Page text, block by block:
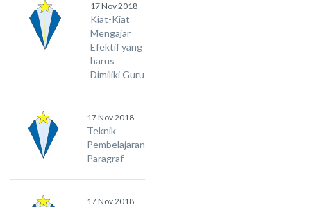
17 Nov 2018
Kiat-Kiat
Mengajar
Efektif yang
harus
Dimiliki Guru
17 Nov 2018
Teknik
Pembelajaran
Paragraf
17 Nov 2018